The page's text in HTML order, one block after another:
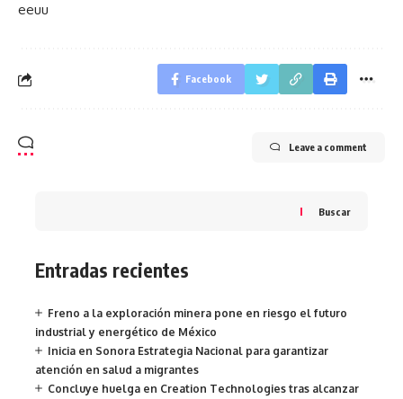
eeuu
Facebook
Leave a comment
Buscar
Entradas recientes
Freno a la exploración minera pone en riesgo el futuro
industrial y energético de México
Inicia en Sonora Estrategia Nacional para garantizar
atención en salud a migrantes
Concluye huelga en Creation Technologies tras alcanzar